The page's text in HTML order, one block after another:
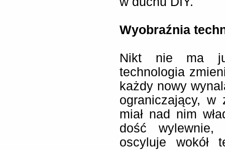
Wyobraźnia
Nikt nie ma
technologia
każdy nowy
ograniczający,
miał nad nim
dość
oscyluje wokół